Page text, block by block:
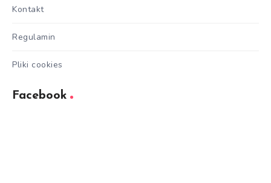
Kontakt
Regulamin
Pliki cookies
Facebook